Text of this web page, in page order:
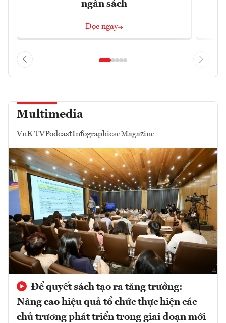
ngân sách
Đọc ngay
Multimedia
VnE TVPodcastInfographicseMagazine
Để quyết sách tạo ra tăng trưởng:
Nâng cao hiệu quả tổ chức thực hiện các
chủ trương phát triển trong giai đoạn mới